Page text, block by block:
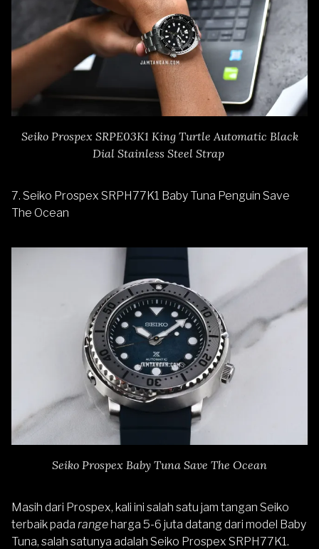
Seiko Prospex SRPE03K1 King Turtle Automatic Black
Dial Stainless Steel Strap
7. Seiko Prospex SRPH77K1 Baby Tuna Penguin Save
The Ocean
Seiko Prospex Baby Tuna Save The Ocean
Masih dari Prospex, kali ini salah satu jam tangan Seiko
terbaik pada range harga 5-6 juta datang dari model Baby
Tuna, salah satunya adalah Seiko Prospex SRPH77K1.